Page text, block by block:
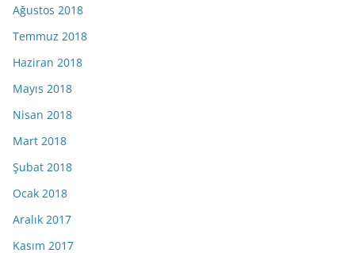
Ağustos 2018
Temmuz 2018
Haziran 2018
Mayıs 2018
Nisan 2018
Mart 2018
Şubat 2018
Ocak 2018
Aralık 2017
Kasım 2017